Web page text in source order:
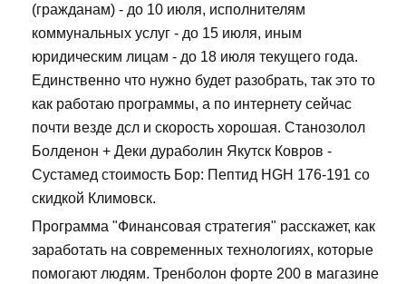
(гражданам) - до 10 июля, исполнителям
коммунальных услуг - до 15 июля, иным
юридическим лицам - до 18 июля текущего года.
Единственно что нужно будет разобрать, так это то
как работаю программы, а по интернету сейчас
почти везде дсл и скорость хорошая. Станозолол
Болденон + Деки дураболин Якутск Ковров -
Сустамед стоимость Бор: Пептид HGH 176-191 со
скидкой Климовск.
Программа "Финансовая стратегия" расскажет, как
заработать на современных технологиях, которые
помогают людям. Тренболон форте 200 в магазине